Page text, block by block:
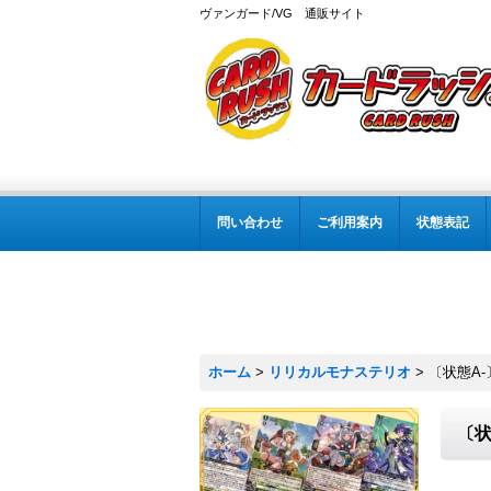
ヴァンガード/VG 通販サイト
問い合わせ ご利用案内 状態表記
ホーム > リリカルモナステリオ > 〔状態
〔